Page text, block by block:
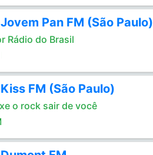
Pan FM (São Paulo)
Rádio do Brasil
FM (São Paulo)
o rock sair de você